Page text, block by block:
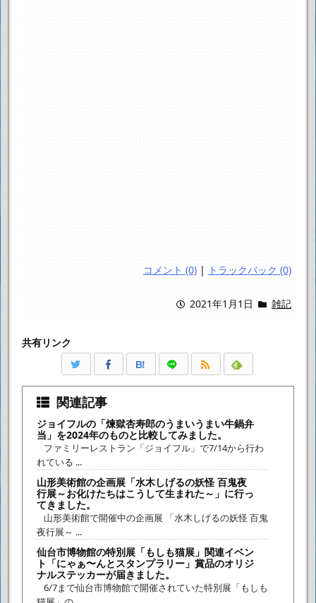
コメント (0) | トラックバック (0)
2021年1月1日 雑記
共有リンク
B!
関連記事
ジョイフルの「煉獄杏寿郎のうまいうまい牛鍋弁
当」を2024年のものと比較してみました。
ファミリーレストラン「ジョイフル」で7/14から行わ
れている ...
山形美術館の企画展「水木しげるの妖怪 百鬼夜
行展～お化けたちはこうして生まれた～」に行っ
てきました。
山形美術館で開催中の企画展 「水木しげるの妖怪 百鬼
夜行展～ ...
仙台市博物館の特別展「もしも猫展」関連イベン
ト「にゃぁ〜んとスタンプラリー」賞品のオリジ
ナルステッカーが届きました。
6/7まで仙台市博物館で開催されていた特別展「もしも